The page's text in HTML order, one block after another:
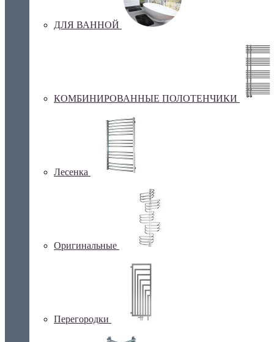
ДЛЯ ВАННОЙ
КОМБИНИРОВАННЫЕ ПОЛОТЕНЧИКИ
Лесенка
Оригинальные
Перегородки